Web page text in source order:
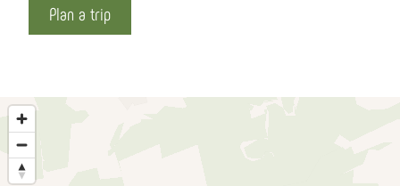
Plan a trip